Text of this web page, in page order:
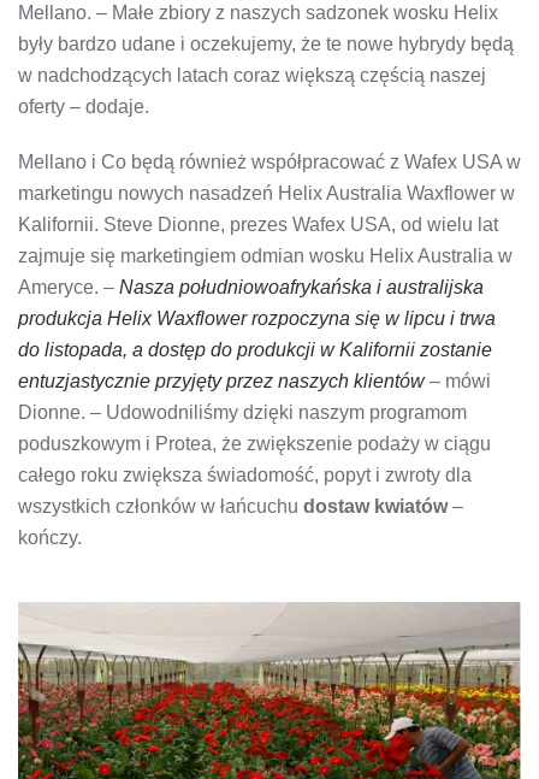
Mellano. – Małe zbiory z naszych sadzonek wosku Helix
były bardzo udane i oczekujemy, że te nowe hybrydy będą
w nadchodzących latach coraz większą częścią naszej
oferty – dodaje.
Mellano i Co będą również współpracować z Wafex USA w
marketingu nowych nasadzeń Helix Australia Waxflower w
Kalifornii. Steve Dionne, prezes Wafex USA, od wielu lat
zajmuje się marketingiem odmian wosku Helix Australia w
Ameryce. – Nasza południowoafrykańska i australijska
produkcja Helix Waxflower rozpoczyna się w lipcu i trwa
do listopada, a dostęp do produkcji w Kalifornii zostanie
entuzjastycznie przyjęty przez naszych klientów– mówi
Dionne. – Udowodniliśmy dzięki naszym programom
poduszkowym i Protea, że ​​zwiększenie podaży w ciągu
całego roku zwiększa świadomość, popyt i zwroty dla
wszystkich członków w łańcuchu dostaw kwiatów–
kończy.